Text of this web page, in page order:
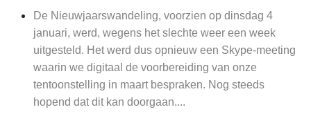
De Nieuwjaarswandeling, voorzien op dinsdag 4
januari, werd, wegens het slechte weer een week
uitgesteld. Het werd dus opnieuw een Skype-meeting
waarin we digitaal de voorbereiding van onze
tentoonstelling in maart bespraken. Nog steeds
hopend dat dit kan doorgaan....